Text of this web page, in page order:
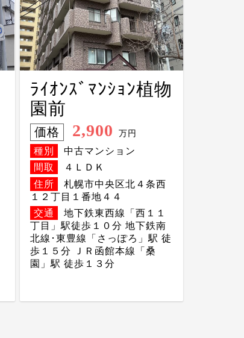
ﾗｲｵﾝｽﾞﾏﾝｼｮﾝ植物
園前
価格 2,900 万円
種別
中古マンション
間取
４ＬＤＫ
住所
札幌市中央区北４条西
１２丁目１番地４４
交通
地下鉄東西線「西１１
丁目」駅徒歩１０分 地下鉄南
北線･東豊線「さっぽろ」駅 徒
歩１５分 ＪＲ函館本線「桑
園」駅 徒歩１３分